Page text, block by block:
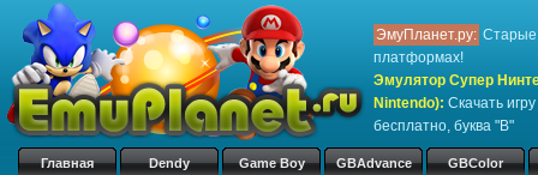
ЭмуПланет.ру: Старые
платформах!
Эмулятор Супер
Nintendo): Скачать игру
бесплатно, буква "B"
Главная Dendy Game Boy GBAdvance GBColor